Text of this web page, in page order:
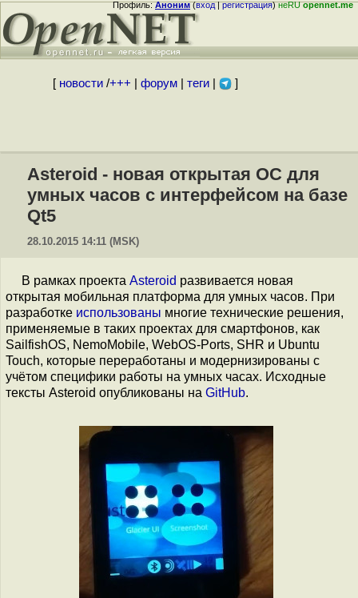
Профиль:Аноним(вход|регистрация)неRUopennet.me
[ новости/+++ форум| теги| ]
Asteroid - новая открытая ОС для
умных часов с интерфейсом на базе
Qt5
28.10.2015 14:11 (MSK)
В рамках проекта Asteroid развивается новая
открытая мобильная платформа для умных часов. При
разработке использованы многие технические решения,
применяемые в таких проектах для смартфонов, как
SailfishOS, NemoMobile, WebOS-Ports, SHR и Ubuntu
Touch, которые переработаны и модернизированы с
учётом специфики работы на умных часах. Исходные
тексты Asteroid опубликованы на GitHub.